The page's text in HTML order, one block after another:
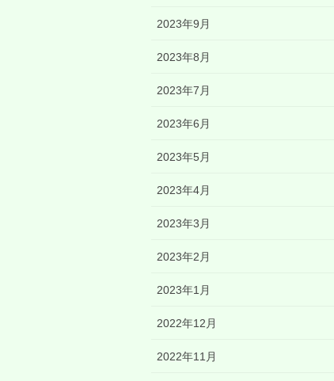
2023年9月
2023年8月
2023年7月
2023年6月
2023年5月
2023年4月
2023年3月
2023年2月
2023年1月
2022年12月
2022年11月